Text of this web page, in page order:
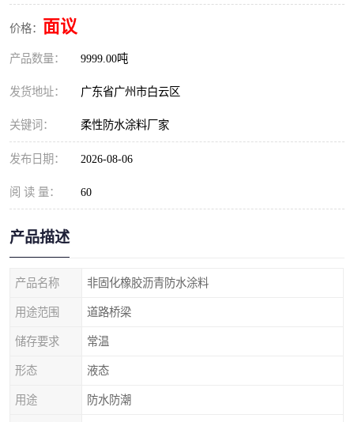
价格： 面议
产品数量： 9999.00吨
发货地址： 广东省广州市白云区
关键词： 柔性防水涂料厂家
发布日期： 2026-08-06
阅 读 量： 60
产品描述
产品名称 非固化橡胶沥青防水涂料
用途范围 道路桥梁
储存要求 常温
形态 液态
用途 防水防潮